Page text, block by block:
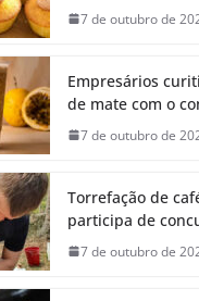
7 de outubro de
Empresários
de mate com o
7 de outubro de
Torrefação de
participa de
7 de outubro de